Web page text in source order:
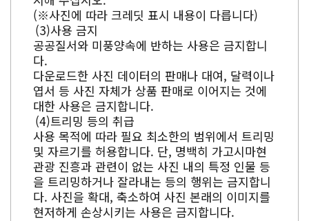
(※사진에 따라 크레딧 표시 내용이 다릅니다)
사용 금지
공공질서와 미풍양속에 반하는 사용은 금지합니
다.
다운로드한 사진 데이터의 판매나 대여, 달력이나
엽서 등 사진 자체가 상품 판매로 이어지는 것에
대한 사용은 금지합니다.
트리밍 등의 취급
사용 목적에 따라 필요 최소한의 범위에서 트리밍
및 자르기를 허용합니다. 단, 명백히 가고시마현
관광 진흥과 관련이 없는 사진 내의 특정 인물 등
을 트리밍하거나 잘라내는 등의 행위는 금지합니
다. 사진을 확대, 축소하여 사진 본래의 이미지를
현저하게 손상시키는 사용은 금지합니다.